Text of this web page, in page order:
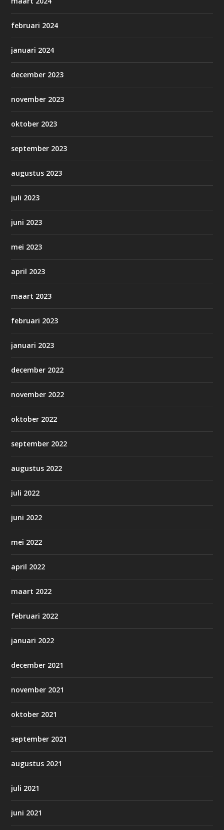
februari 2024
januari 2024
december 2023
november 2023
oktober 2023
september 2023
augustus 2023
juli 2023
juni 2023
mei 2023
april 2023
maart 2023
februari 2023
januari 2023
december 2022
november 2022
oktober 2022
september 2022
augustus 2022
juli 2022
juni 2022
mei 2022
april 2022
maart 2022
februari 2022
januari 2022
december 2021
november 2021
oktober 2021
september 2021
augustus 2021
juli 2021
juni 2021